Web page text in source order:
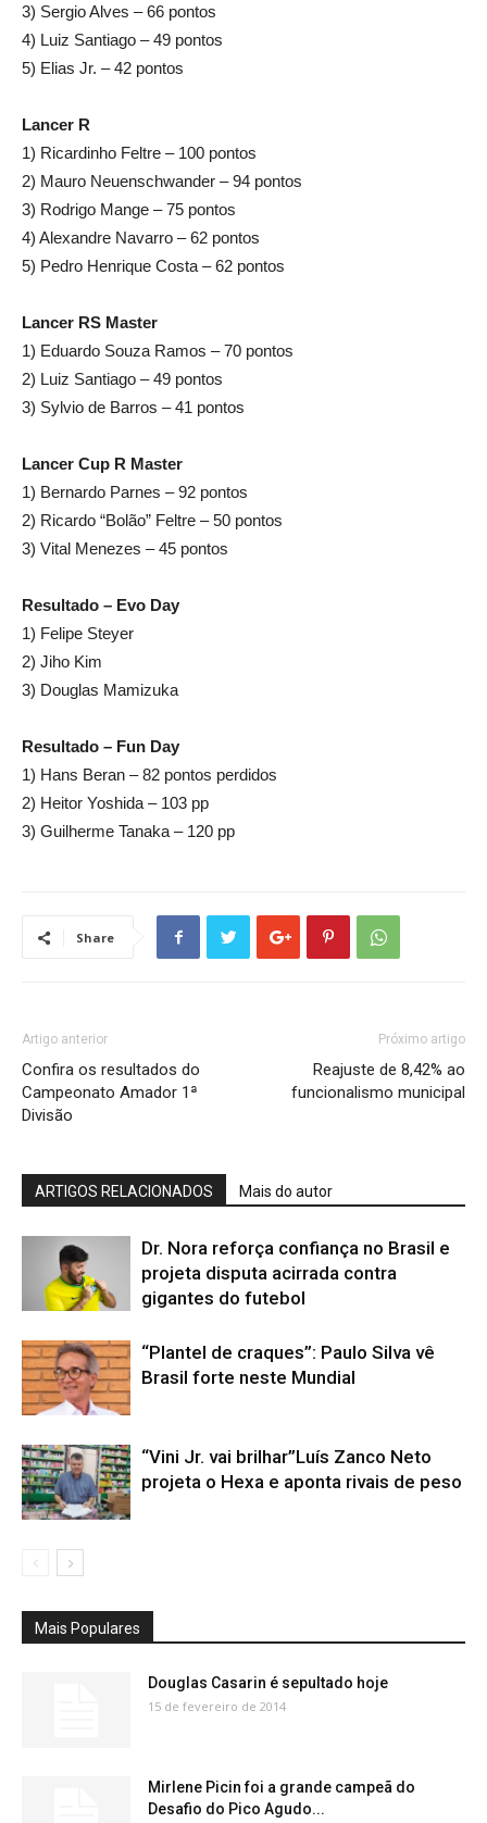
3) Sergio Alves – 66 pontos
4) Luiz Santiago – 49 pontos
5) Elias Jr. – 42 pontos
Lancer R
1) Ricardinho Feltre – 100 pontos
2) Mauro Neuenschwander – 94 pontos
3) Rodrigo Mange – 75 pontos
4) Alexandre Navarro – 62 pontos
5) Pedro Henrique Costa – 62 pontos
Lancer RS Master
1) Eduardo Souza Ramos – 70 pontos
2) Luiz Santiago – 49 pontos
3) Sylvio de Barros – 41 pontos
Lancer Cup R Master
1) Bernardo Parnes – 92 pontos
2) Ricardo “Bolão” Feltre – 50 pontos
3) Vital Menezes – 45 pontos
Resultado – Evo Day
1) Felipe Steyer
2) Jiho Kim
3) Douglas Mamizuka
Resultado – Fun Day
1) Hans Beran – 82 pontos perdidos
2) Heitor Yoshida – 103 pp
3) Guilherme Tanaka – 120 pp
Share
Artigo anterior
Confira os resultados do
Campeonato Amador 1ª
Divisão
Próximo artigo
Reajuste de 8,42% ao
funcionalismo municipal
ARTIGOS RELACIONADOS Mais do autor
Dr. Nora reforça confiança no Brasil e
projeta disputa acirrada contra
gigantes do futebol
“Plantel de craques”: Paulo Silva vê
Brasil forte neste Mundial
“Vini Jr. vai brilhar”Luís Zanco Neto
projeta o Hexa e aponta rivais de peso
Mais Populares
Douglas Casarin é sepultado hoje
15 de fevereiro de 2014
Mirlene Picin foi a grande campeã do
Desafio do Pico Agudo...